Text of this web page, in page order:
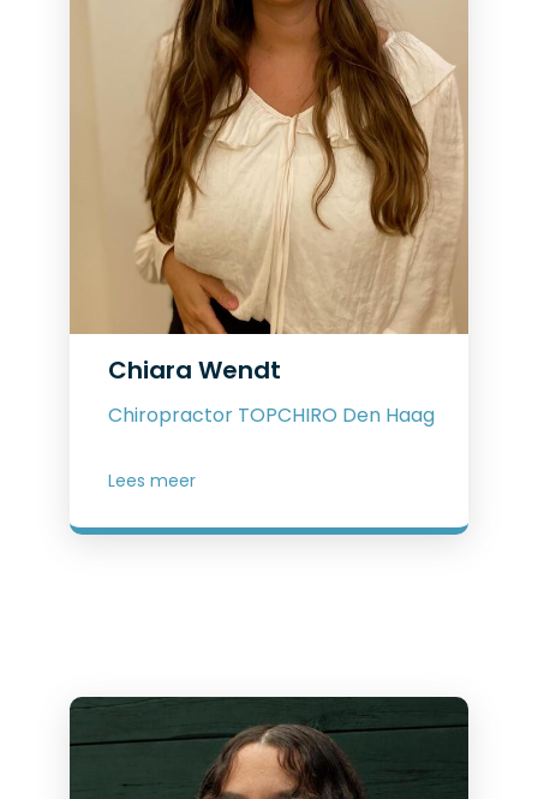
Chiara Wendt
Chiropractor TOPCHIRO Den Haag
Lees meer